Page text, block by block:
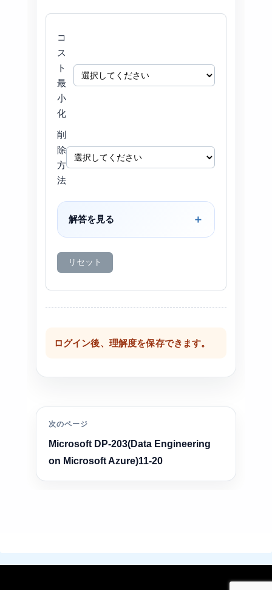
コ
ス
ト
最
小
化
削
除
方
法
解答を見る
リセット
ログイン後、理解度を保存できます。
次のページ
Microsoft DP-203(Data Engineering
on Microsoft Azure)11-20